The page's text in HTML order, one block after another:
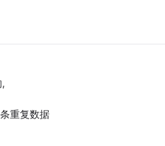
重复数据